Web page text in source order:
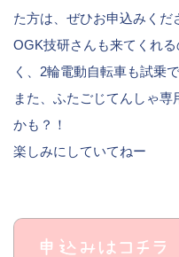
た方は、ぜひお申込みくだ
OGK技研さんも来てくれ
く、2輪電動自転車も試乗
また、ふたごじてんしゃ
かも？！
楽しみにしていてねー